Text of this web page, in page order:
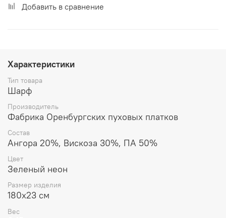
Добавить в сравнение
Характеристики
Тип товара
Шарф
Производитель
Фабрика Оренбургских пуховых платков
Состав
Ангора 20%, Вискоза 30%, ПА 50%
Цвет
Зеленый неон
Размер изделия
180x23 см
Вес